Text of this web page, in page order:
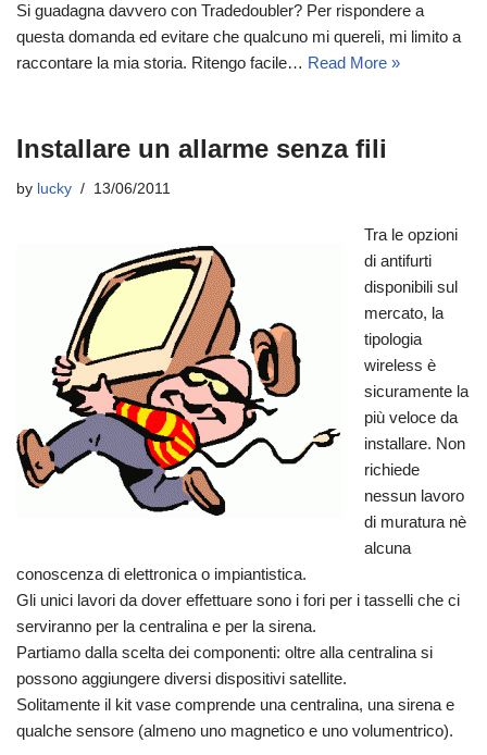
Si guadagna davvero con Tradedoubler? Per rispondere a
questa domanda ed evitare che qualcuno mi quereli, mi limito a
raccontare la mia storia. Ritengo facile… Read More »
Installare un allarme senza fili
by lucky 13/06/2011
Tra le opzioni
di antifurti
disponibili sul
mercato, la
tipologia
wireless è
sicuramente la
più veloce da
installare. Non
richiede
nessun lavoro
di muratura nè
alcuna
conoscenza di elettronica o impiantistica.
Gli unici lavori da dover effettuare sono i fori per i tasselli che ci
serviranno per la centralina e per la sirena.
Partiamo dalla scelta dei componenti: oltre alla centralina si
possono aggiungere diversi dispositivi satellite.
Solitamente il kit vase comprende una centralina, una sirena e
qualche sensore (almeno uno magnetico e uno volumentrico).